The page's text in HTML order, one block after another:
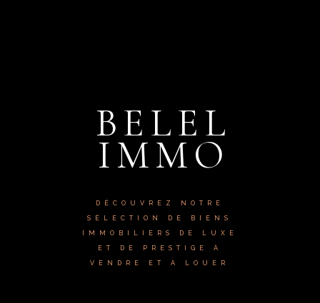
BELEL
IMMO
DÉCOUVREZ NOTRE
SÉLECTION DE BIENS
IMMOBILIERS DE LUXE
ET DE PRESTIGE À
VENDRE ET À LOUER